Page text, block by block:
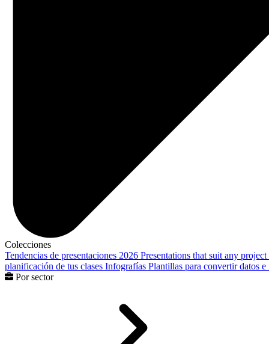
Colecciones
Tendencias de presentaciones 2026 Presentations that suit any project
planificación de tus clases Infografías Plantillas para convertir datos
Por sector